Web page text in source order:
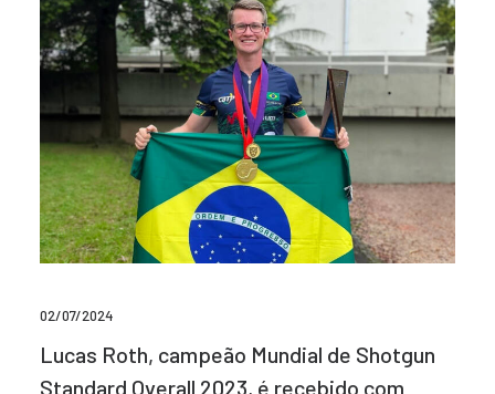
02/07/2024
Lucas Roth, campeão Mundial de Shotgun
Standard Overall 2023, é recebido com